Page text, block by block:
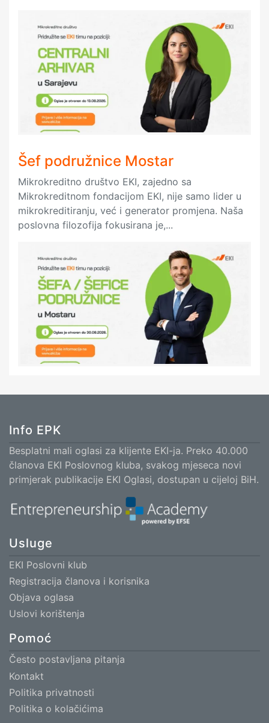
Šef podružnice Mostar
Mikrokreditno društvo EKI, zajedno sa
Mikrokreditnom fondacijom EKI, nije samo lider u
mikrokreditiranju, već i generator promjena. Naša
poslovna filozofija fokusirana je,...
Info EPK
Besplatni mali oglasi za klijente EKI-ja. Preko 40.000
članova EKI Poslovnog kluba, svakog mjeseca novi
primjerak publikacije EKI Oglasi, dostupan u cijeloj BiH.
Usluge
EKI Poslovni klub
Registracija članova i korisnika
Objava oglasa
Uslovi korištenja
Pomoć
Često postavljana pitanja
Kontakt
Politika privatnosti
Politika o kolačićima